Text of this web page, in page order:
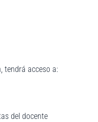
tendrá acceso a:
del docente